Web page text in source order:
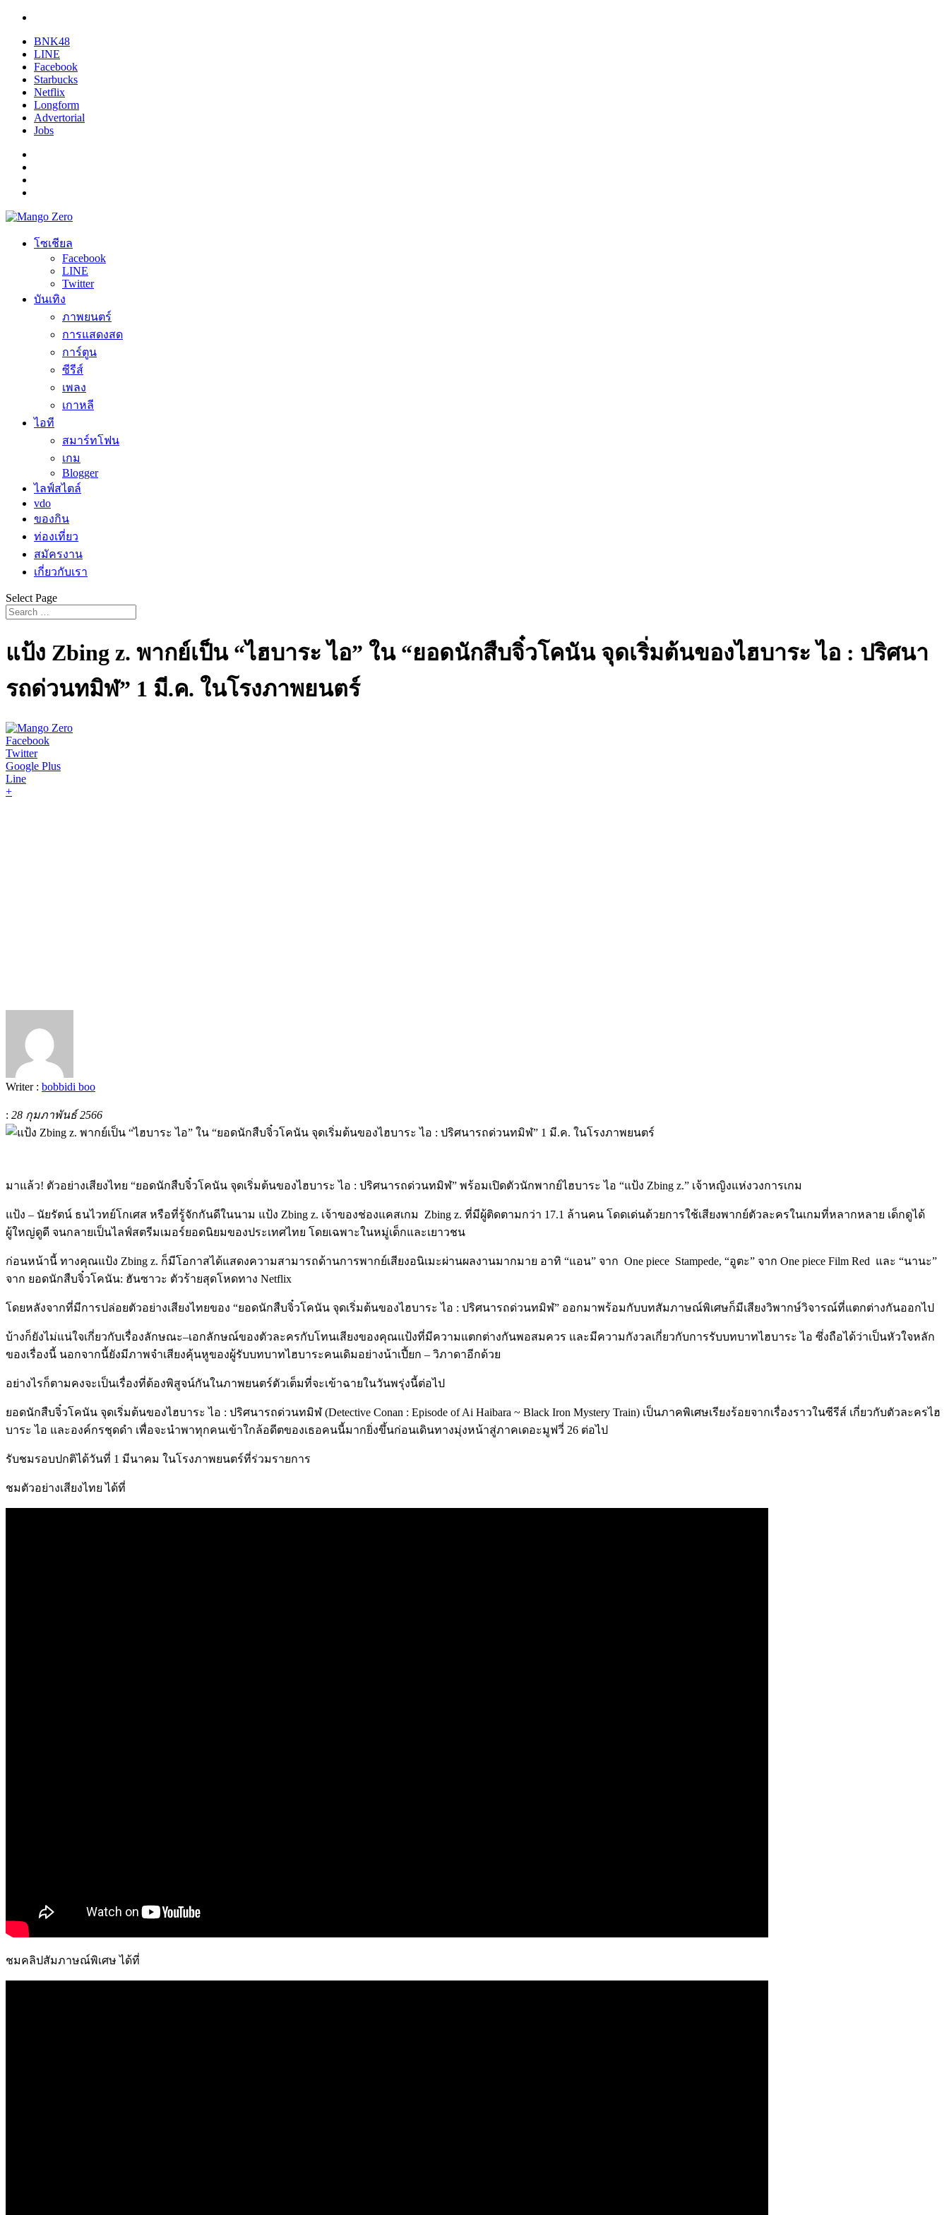
BNK48
LINE
Facebook
Starbucks
Netflix
Longform
Advertorial
Jobs
โซเชียล
Facebook
LINE
Twitter
บันเทิง
ภาพยนตร์
การแสดงสด
การ์ตูน
ซีรีส์
เพลง
เกาหลี
ไอที
สมาร์ทโฟน
เกม
Blogger
ไลฟ์สไตล์
vdo
ของกิน
ท่องเที่ยว
สมัครงาน
เกี่ยวกับเรา
Select Page
แป้ง Zbing z. พากย์เป็น “ไฮบาระ ไอ” ใน “ยอดนักสืบจิ๋วโคนัน จุดเริ่มต้นของไฮบาระ ไอ : ปริศนา
รถด่วนทมิฬ” 1 มี.ค. ในโรงภาพยนตร์
Facebook
Twitter
Google Plus
Line
+
Writer : bobbidi boo
: 28 กุมภาพันธ์ 2566
มาแล้ว! ตัวอย่างเสียงไทย “ยอดนักสืบจิ๋วโคนัน จุดเริ่มต้นของไฮบาระ ไอ : ปริศนารถด่วนทมิฬ” พร้อมเปิดตัวนักพากย์ไฮบาระ ไอ “แป้ง Zbing z.” เจ้าหญิงแห่งวงการเกม
แป้ง – นัยรัตน์ ธนไวทย์โกเศส หรือที่รู้จักกันดีในนาม แป้ง Zbing z. เจ้าของช่องแคสเกม Zbing z. ที่มีผู้ติดตามกว่า 17.1 ล้านคน โดดเด่นด้วยการใช้เสียงพากย์ตัวละครในเกมที่หลากหลาย เด็กดูได้
ผู้ใหญ่ดูดี จนกลายเป็นไลฟ์สตรีมเมอร์ยอดนิยมของประเทศไทย โดยเฉพาะในหมู่เด็กและเยาวชน
ก่อนหน้านี้ ทางคุณแป้ง Zbing z. ก็มีโอกาสได้แสดงความสามารถด้านการพากย์เสียงอนิเมะผ่านผลงานมากมาย อาทิ “แอน” จาก One piece Stampede, “อูตะ” จาก One piece Film Red และ “นานะ”
จาก ยอดนักสืบจิ๋วโคนัน: ฮันซาวะ ตัวร้ายสุดโหดทาง Netflix
โดยหลังจากที่มีการปล่อยตัวอย่างเสียงไทยของ “ยอดนักสืบจิ๋วโคนัน จุดเริ่มต้นของไฮบาระ ไอ : ปริศนารถด่วนทมิฬ” ออกมาพร้อมกับบทสัมภาษณ์พิเศษก็มีเสียงวิพากษ์วิจารณ์ที่แตกต่างกันออกไป
บ้างก็ยังไม่แน่ใจเกี่ยวกับเรื่องลักษณะ–เอกลักษณ์ของตัวละครกับโทนเสียงของคุณแป้งที่มีความแตกต่างกันพอสมควร และมีความกังวลเกี่ยวกับการรับบทบาทไฮบาระ ไอ ซึ่งถือได้ว่าเป็นหัวใจหลัก
ของเรื่องนี้ นอกจากนี้ยังมีภาพจำเสียงคุ้นหูของผู้รับบทบาทไฮบาระคนเดิมอย่างน้าเปี้ยก – วิภาดาอีกด้วย
อย่างไรก็ตามคงจะเป็นเรื่องที่ต้องพิสูจน์กันในภาพยนตร์ตัวเต็มที่จะเข้าฉายในวันพรุ่งนี้ต่อไป
ยอดนักสืบจิ๋วโคนัน จุดเริ่มต้นของไฮบาระ ไอ : ปริศนารถด่วนทมิฬ(Detective Conan : Episode of Ai Haibara ~ Black Iron Mystery Train) เป็นภาคพิเศษเรียงร้อยจากเรื่องราวในซีรีส์ เกี่ยวกับตัวละครไฮ
บาระ ไอ และองค์กรชุดดำ เพื่อจะนำพาทุกคนเข้าใกล้อดีตของเธอคนนี้มากยิ่งขึ้นก่อนเดินทางมุ่งหน้าสู่ภาคเดอะมูฟวี่ 26 ต่อไป
รับชมรอบปกติได้วันที่ 1 มีนาคม ในโรงภาพยนตร์ที่ร่วมรายการ
ชมตัวอย่างเสียงไทย ได้ที่
ชมคลิปสัมภาษณ์พิเศษ ได้ที่